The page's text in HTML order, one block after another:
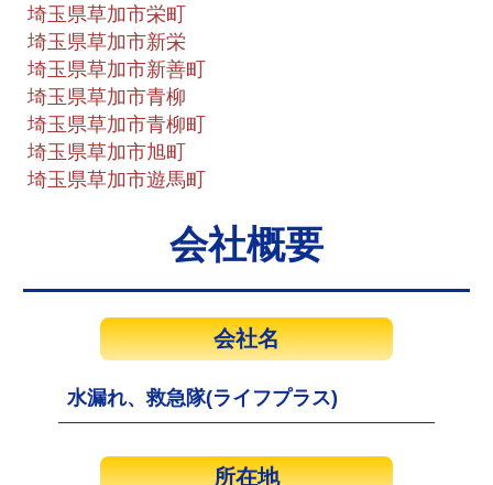
埼玉県草加市栄町
埼玉県草加市新栄
埼玉県草加市新善町
埼玉県草加市青柳
埼玉県草加市青柳町
埼玉県草加市旭町
埼玉県草加市遊馬町
会社概要
会社名
水漏れ、救急隊(ライフプラス)
所在地